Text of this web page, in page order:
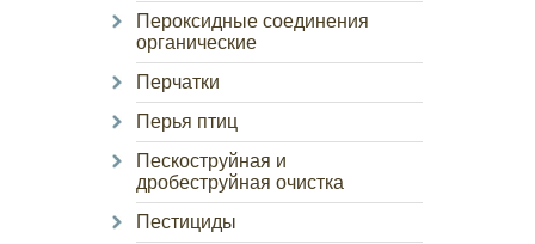
Пероксидные соединения
органические
Перчатки
Перья птиц
Пескоструйная и
дробеструйная очистка
Пестициды